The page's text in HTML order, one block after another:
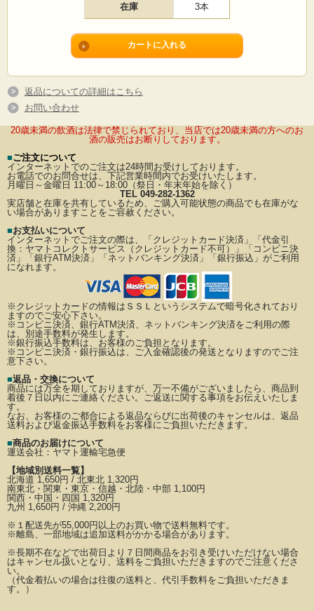
在庫 3本
返品についての詳細はこちら
お問い合わせ
20歳未満の飲酒は法律で禁じられており、当店では20歳未満の方へのお
酒の販売はお断りしております。
■ご注文について
インターネットでのご注文は24時間お受けしております。
お電話でのお問合せは、下記営業時間内でお受けいたします。
月曜日～金曜日 11:00～18:00（祭日・年末年始を除く）
TEL 049-282-1362
実店舗と在庫を共有しているため、ご購入可能状態の商品でも在庫がな
い場合がありますことをご容赦ください。
■お支払いについて
インターネットでご注文の際は、「クレジットカード決済」「代金引
換：ヤマトコレクトサービス（クレジットカード不可）」
「コンビニ決
済」「銀行ATM決済」「ネットバンキング決済」「銀行振込」がご利用
になれます。
※クレジットカードの情報はＳＳＬというシステムで暗号化されており
ますのでご安心下さい。
※コンビニ決済、銀行ATM決済、ネットバンキング決済をご利用の際
は、別途手数料が発生します。
※銀行振込手数料は、お客様のご負担となります。
※コンビニ決済・銀行振込は、ご入金確認後の発送となりますのでご注
意下さい。
■返品・交換について
商品には万全を期しておりますが、万一不備がございましたら、商品到
着後７日以内にご連絡ください。
ご返送に関する事項をお伝えいたしま
す。
なお、お客様のご都合による返品ならびに出荷後のキャンセルは、返品
送料および返金振込手数料をお客様にご負担いただきます。
■商品のお届けについて
運送会社： ヤマト運輸宅急便
【地域別送料一覧】
北海道 1,650円 / 北東北 1,320円
南東北・関東・東京・信越・北陸・中部 1,100円
関西・中国・四国 1,320円
九州 1,650円 / 沖縄 2,200円
※ １配送先が55,000円以上のお買い物で送料無料です。
※離島、一部地域は追加送料がかかる場合があります。
※長期不在などで出荷日より７日間商品をお引き受けいただけない場合
はキャンセル扱いとなり、 送料をご負担いただきますのでご注意くださ
い。
（代金着払いの場合は往復の送料と、代引手数料をご負担いただきま
す。）